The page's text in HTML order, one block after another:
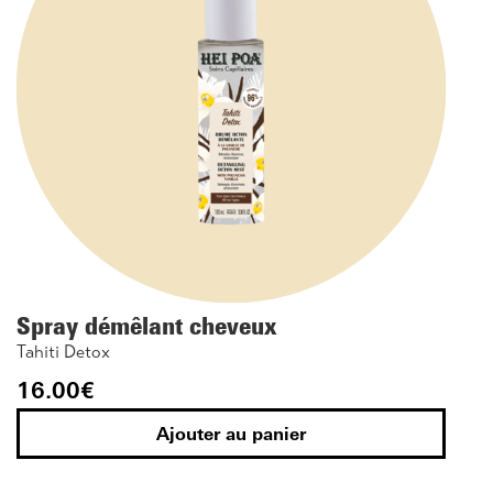
Spray démêlant cheveux
Tahiti Detox
16.00€
Ajouter au panier